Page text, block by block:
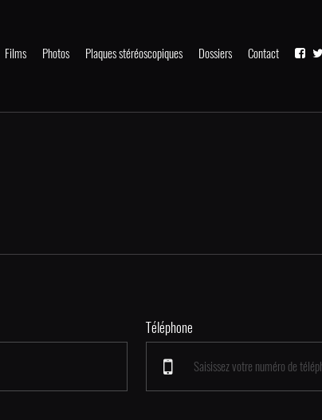
Films Photos Plaques stéréoscopiques Dossiers Contact
Téléphone